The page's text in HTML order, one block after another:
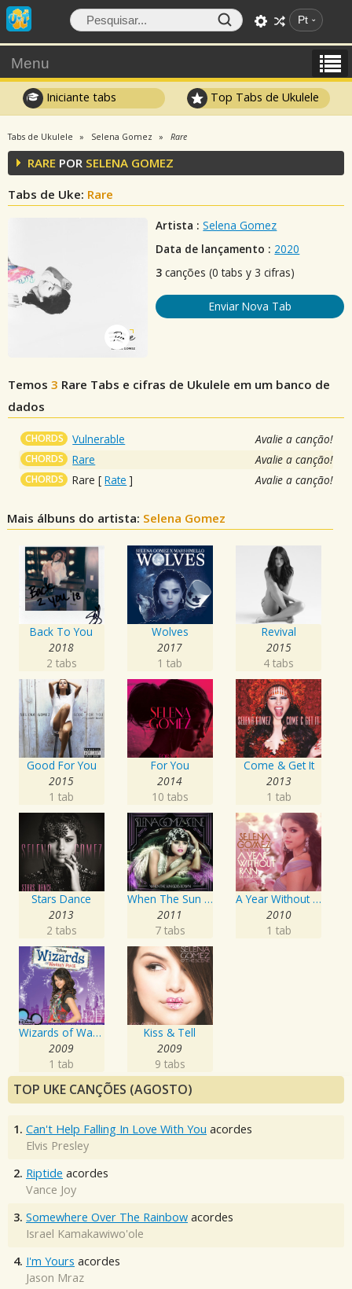
Pt
Menu
Iniciante tabs Top Tabs de Ukulele
Tabs de Ukulele Selena Gomez Rare
RARE POR SELENA GOMEZ
Tabs de Uke: Rare
Artista : Selena Gomez
Data de lançamento : 2020
3 canções (0 tabs y 3 cifras)
Enviar Nova Tab
Temos 3 Rare Tabs e cifras de Ukulele em um banco de
dados
CHORDS Vulnerable Avalie a canção!
CHORDS Rare Avalie a canção!
CHORDS Rare [Rate ] Avalie a canção!
Mais álbuns do artista: Selena Gomez
Back To You
2018
2 tabs
Wolves
2017
1 tab
Revival
2015
4 tabs
Good For You
2015
1 tab
For You
2014
10 tabs
Come & Get It
2013
1 tab
Stars Dance
2013
2 tabs
When The Sun Goes Down
2011
7 tabs
A Year Without Rain
2010
1 tab
Wizards of Waverly Place
2009
1 tab
Kiss & Tell
2009
9 tabs
TOP UKE CANÇÕES (AGOSTO)
1. Can't Help Falling In Love With You acordes
Elvis Presley
2. Riptide acordes
Vance Joy
3. Somewhere Over The Rainbow acordes
Israel Kamakawiwo'ole
4. I'm Yours acordes
Jason Mraz